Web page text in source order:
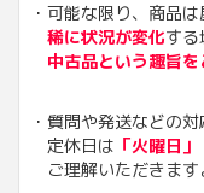
・可能な限り、商品
稀に状況が変化す
中古品という趣旨を
・質問や発送などの
定休日は 「火曜日
ご理解いただきます